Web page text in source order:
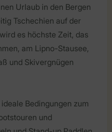
Urlaub in den Bergen
Tschechien auf der
es höchste Zeit, das
am Lipno-Stausee,
und Skivergnügen
Bedingungen zum
und